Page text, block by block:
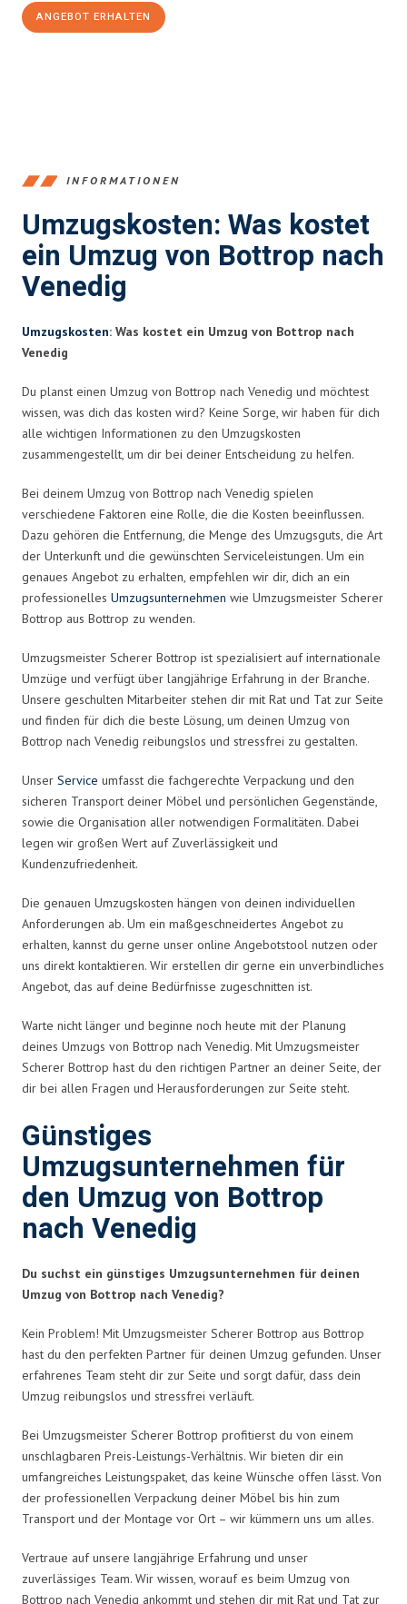
ANGEBOT ERHALTEN
INFORMATIONEN
Umzugskosten: Was kostet
ein Umzug von Bottrop nach
Venedig
Umzugskosten: Was kostet ein Umzug von Bottrop nach
Venedig
Du planst einen Umzug von Bottrop nach Venedig und möchtest
wissen, was dich das kosten wird? Keine Sorge, wir haben für dich
alle wichtigen Informationen zu den Umzugskosten
zusammengestellt, um dir bei deiner Entscheidung zu helfen.
Bei deinem Umzug von Bottrop nach Venedig spielen
verschiedene Faktoren eine Rolle, die die Kosten beeinflussen.
Dazu gehören die Entfernung, die Menge des Umzugsguts, die Art
der Unterkunft und die gewünschten Serviceleistungen. Um ein
genaues Angebot zu erhalten, empfehlen wir dir, dich an ein
professionelles Umzugsunternehmen wie Umzugsmeister Scherer
Bottrop aus Bottrop zu wenden.
Umzugsmeister Scherer Bottrop ist spezialisiert auf internationale
Umzüge und verfügt über langjährige Erfahrung in der Branche.
Unsere geschulten Mitarbeiter stehen dir mit Rat und Tat zur Seite
und finden für dich die beste Lösung, um deinen Umzug von
Bottrop nach Venedig reibungslos und stressfrei zu gestalten.
Unser Service umfasst die fachgerechte Verpackung und den
sicheren Transport deiner Möbel und persönlichen Gegenstände,
sowie die Organisation aller notwendigen Formalitäten. Dabei
legen wir großen Wert auf Zuverlässigkeit und
Kundenzufriedenheit.
Die genauen Umzugskosten hängen von deinen individuellen
Anforderungen ab. Um ein maßgeschneidertes Angebot zu
erhalten, kannst du gerne unser online Angebotstool nutzen oder
uns direkt kontaktieren. Wir erstellen dir gerne ein unverbindliches
Angebot, das auf deine Bedürfnisse zugeschnitten ist.
Warte nicht länger und beginne noch heute mit der Planung
deines Umzugs von Bottrop nach Venedig. Mit Umzugsmeister
Scherer Bottrop hast du den richtigen Partner an deiner Seite, der
dir bei allen Fragen und Herausforderungen zur Seite steht.
Günstiges
Umzugsunternehmen für
den Umzug von Bottrop
nach Venedig
Du suchst ein günstiges Umzugsunternehmen für deinen
Umzug von Bottrop nach Venedig?
Kein Problem! Mit Umzugsmeister Scherer Bottrop aus Bottrop
hast du den perfekten Partner für deinen Umzug gefunden. Unser
erfahrenes Team steht dir zur Seite und sorgt dafür, dass dein
Umzug reibungslos und stressfrei verläuft.
Bei Umzugsmeister Scherer Bottrop profitierst du von einem
unschlagbaren Preis-Leistungs-Verhältnis. Wir bieten dir ein
umfangreiches Leistungspaket, das keine Wünsche offen lässt. Von
der professionellen Verpackung deiner Möbel bis hin zum
Transport und der Montage vor Ort – wir kümmern uns um alles.
Vertraue auf unsere langjährige Erfahrung und unser
zuverlässiges Team. Wir wissen, worauf es beim Umzug von
Bottrop nach Venedig ankommt und stehen dir mit Rat und Tat zur